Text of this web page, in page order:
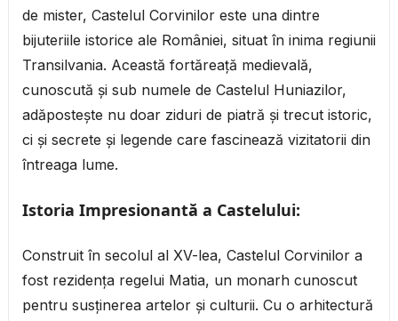
de mister, Castelul Corvinilor este una dintre
bijuteriile istorice ale României, situat în inima regiunii
Transilvania. Această fortăreață medievală,
cunoscută și sub numele de Castelul Huniazilor,
adăpostește nu doar ziduri de piatră și trecut istoric,
ci și secrete și legende care fascinează vizitatorii din
întreaga lume.
Istoria Impresionantă a Castelului:
Construit în secolul al XV-lea, Castelul Corvinilor a
fost rezidența regelui Matia, un monarh cunoscut
pentru susținerea artelor și culturii. Cu o arhitectură